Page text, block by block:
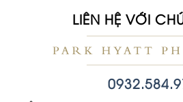
LIÊN HỆ VỚI